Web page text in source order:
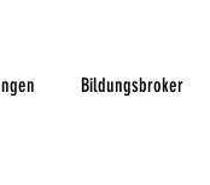
Bildungsbroker